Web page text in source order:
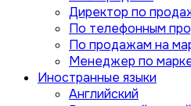
Директор по
По телефонным
По продажам на
Менеджер по
Иностранные языки
Английский